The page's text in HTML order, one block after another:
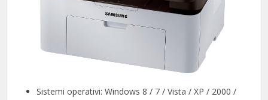
Sistemi operativi: Windows 8 / 7 / Vista / XP / 2000 /